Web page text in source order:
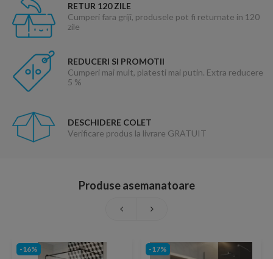
RETUR 120 ZILE
Cumperi fara griji, produsele pot fi returnate in 120
zile
REDUCERI SI PROMOTII
Cumperi mai mult, platesti mai putin. Extra reducere
5 %
DESCHIDERE COLET
Verificare produs la livrare GRATUIT
Produse asemanatoare
-16% -17%